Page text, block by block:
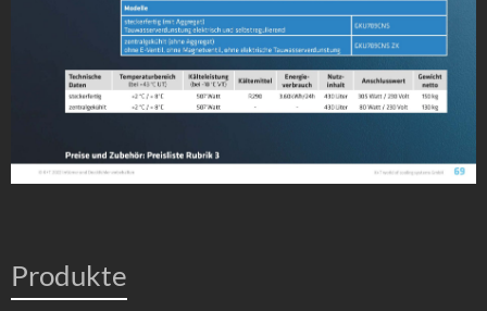
Produkte